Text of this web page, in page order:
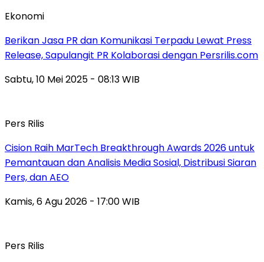
Ekonomi
Berikan Jasa PR dan Komunikasi Terpadu Lewat Press
Release, Sapulangit PR Kolaborasi dengan Persrilis.com
Sabtu, 10 Mei 2025 - 08:13 WIB
Pers Rilis
Cision Raih MarTech Breakthrough Awards 2026 untuk
Pemantauan dan Analisis Media Sosial, Distribusi Siaran
Pers, dan AEO
Kamis, 6 Agu 2026 - 17:00 WIB
Pers Rilis